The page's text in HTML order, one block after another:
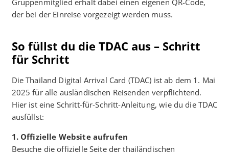
der bei der Einreise vorgezeigt werden muss.
So füllst du die TDAC aus – Schritt
für Schritt
Die Thailand Digital Arrival Card (TDAC) ist ab dem 1. Mai
2025 für alle ausländischen Reisenden verpflichtend.
Hier ist eine Schritt-für-Schritt-Anleitung, wie du die TDAC
ausfüllst:​
1. Offizielle Website aufrufen
Besuche die offizielle Seite der thailändischen